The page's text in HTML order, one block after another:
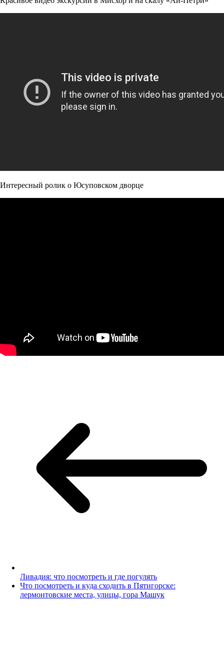
Интересный ролик о Юсуповском дворце
Ливадия: что посмотреть и где погулять
Что посмотреть и куда сходить в Пятигорске:
лермонтовские места, улицы, гора Машук